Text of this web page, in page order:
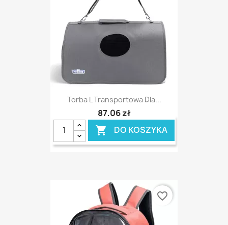
Torba L Transportowa Dla...
87,06 zł
 DO KOSZYKA
favorite_border